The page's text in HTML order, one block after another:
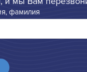
фамилия